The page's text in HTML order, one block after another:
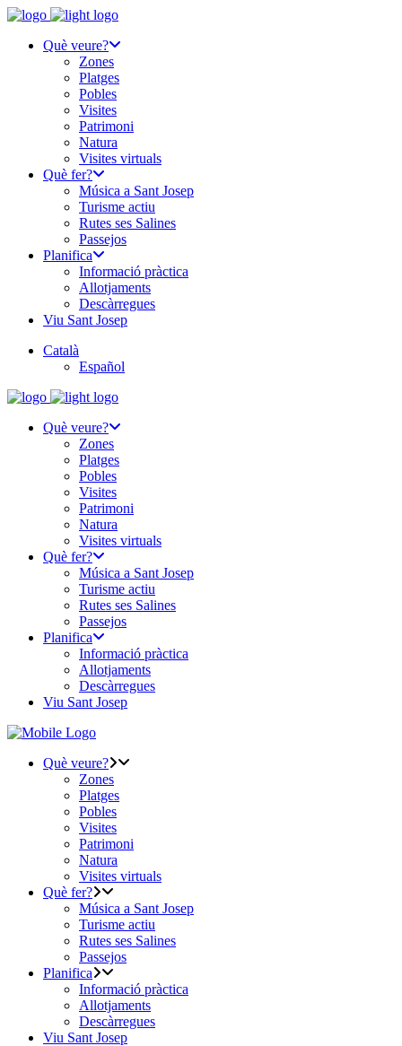
Què veure?
Zones
Platges
Pobles
Visites
Patrimoni
Natura
Visites virtuals
Què fer?
Música a Sant Josep
Turisme actiu
Rutes ses Salines
Passejos
Planifica
Informació pràctica
Allotjaments
Descàrregues
Viu Sant Josep
Català
Español
Què veure?
Zones
Platges
Pobles
Visites
Patrimoni
Natura
Visites virtuals
Què fer?
Música a Sant Josep
Turisme actiu
Rutes ses Salines
Passejos
Planifica
Informació pràctica
Allotjaments
Descàrregues
Viu Sant Josep
Què veure?
Zones
Platges
Pobles
Visites
Patrimoni
Natura
Visites virtuals
Què fer?
Música a Sant Josep
Turisme actiu
Rutes ses Salines
Passejos
Planifica
Informació pràctica
Allotjaments
Descàrregues
Viu Sant Josep